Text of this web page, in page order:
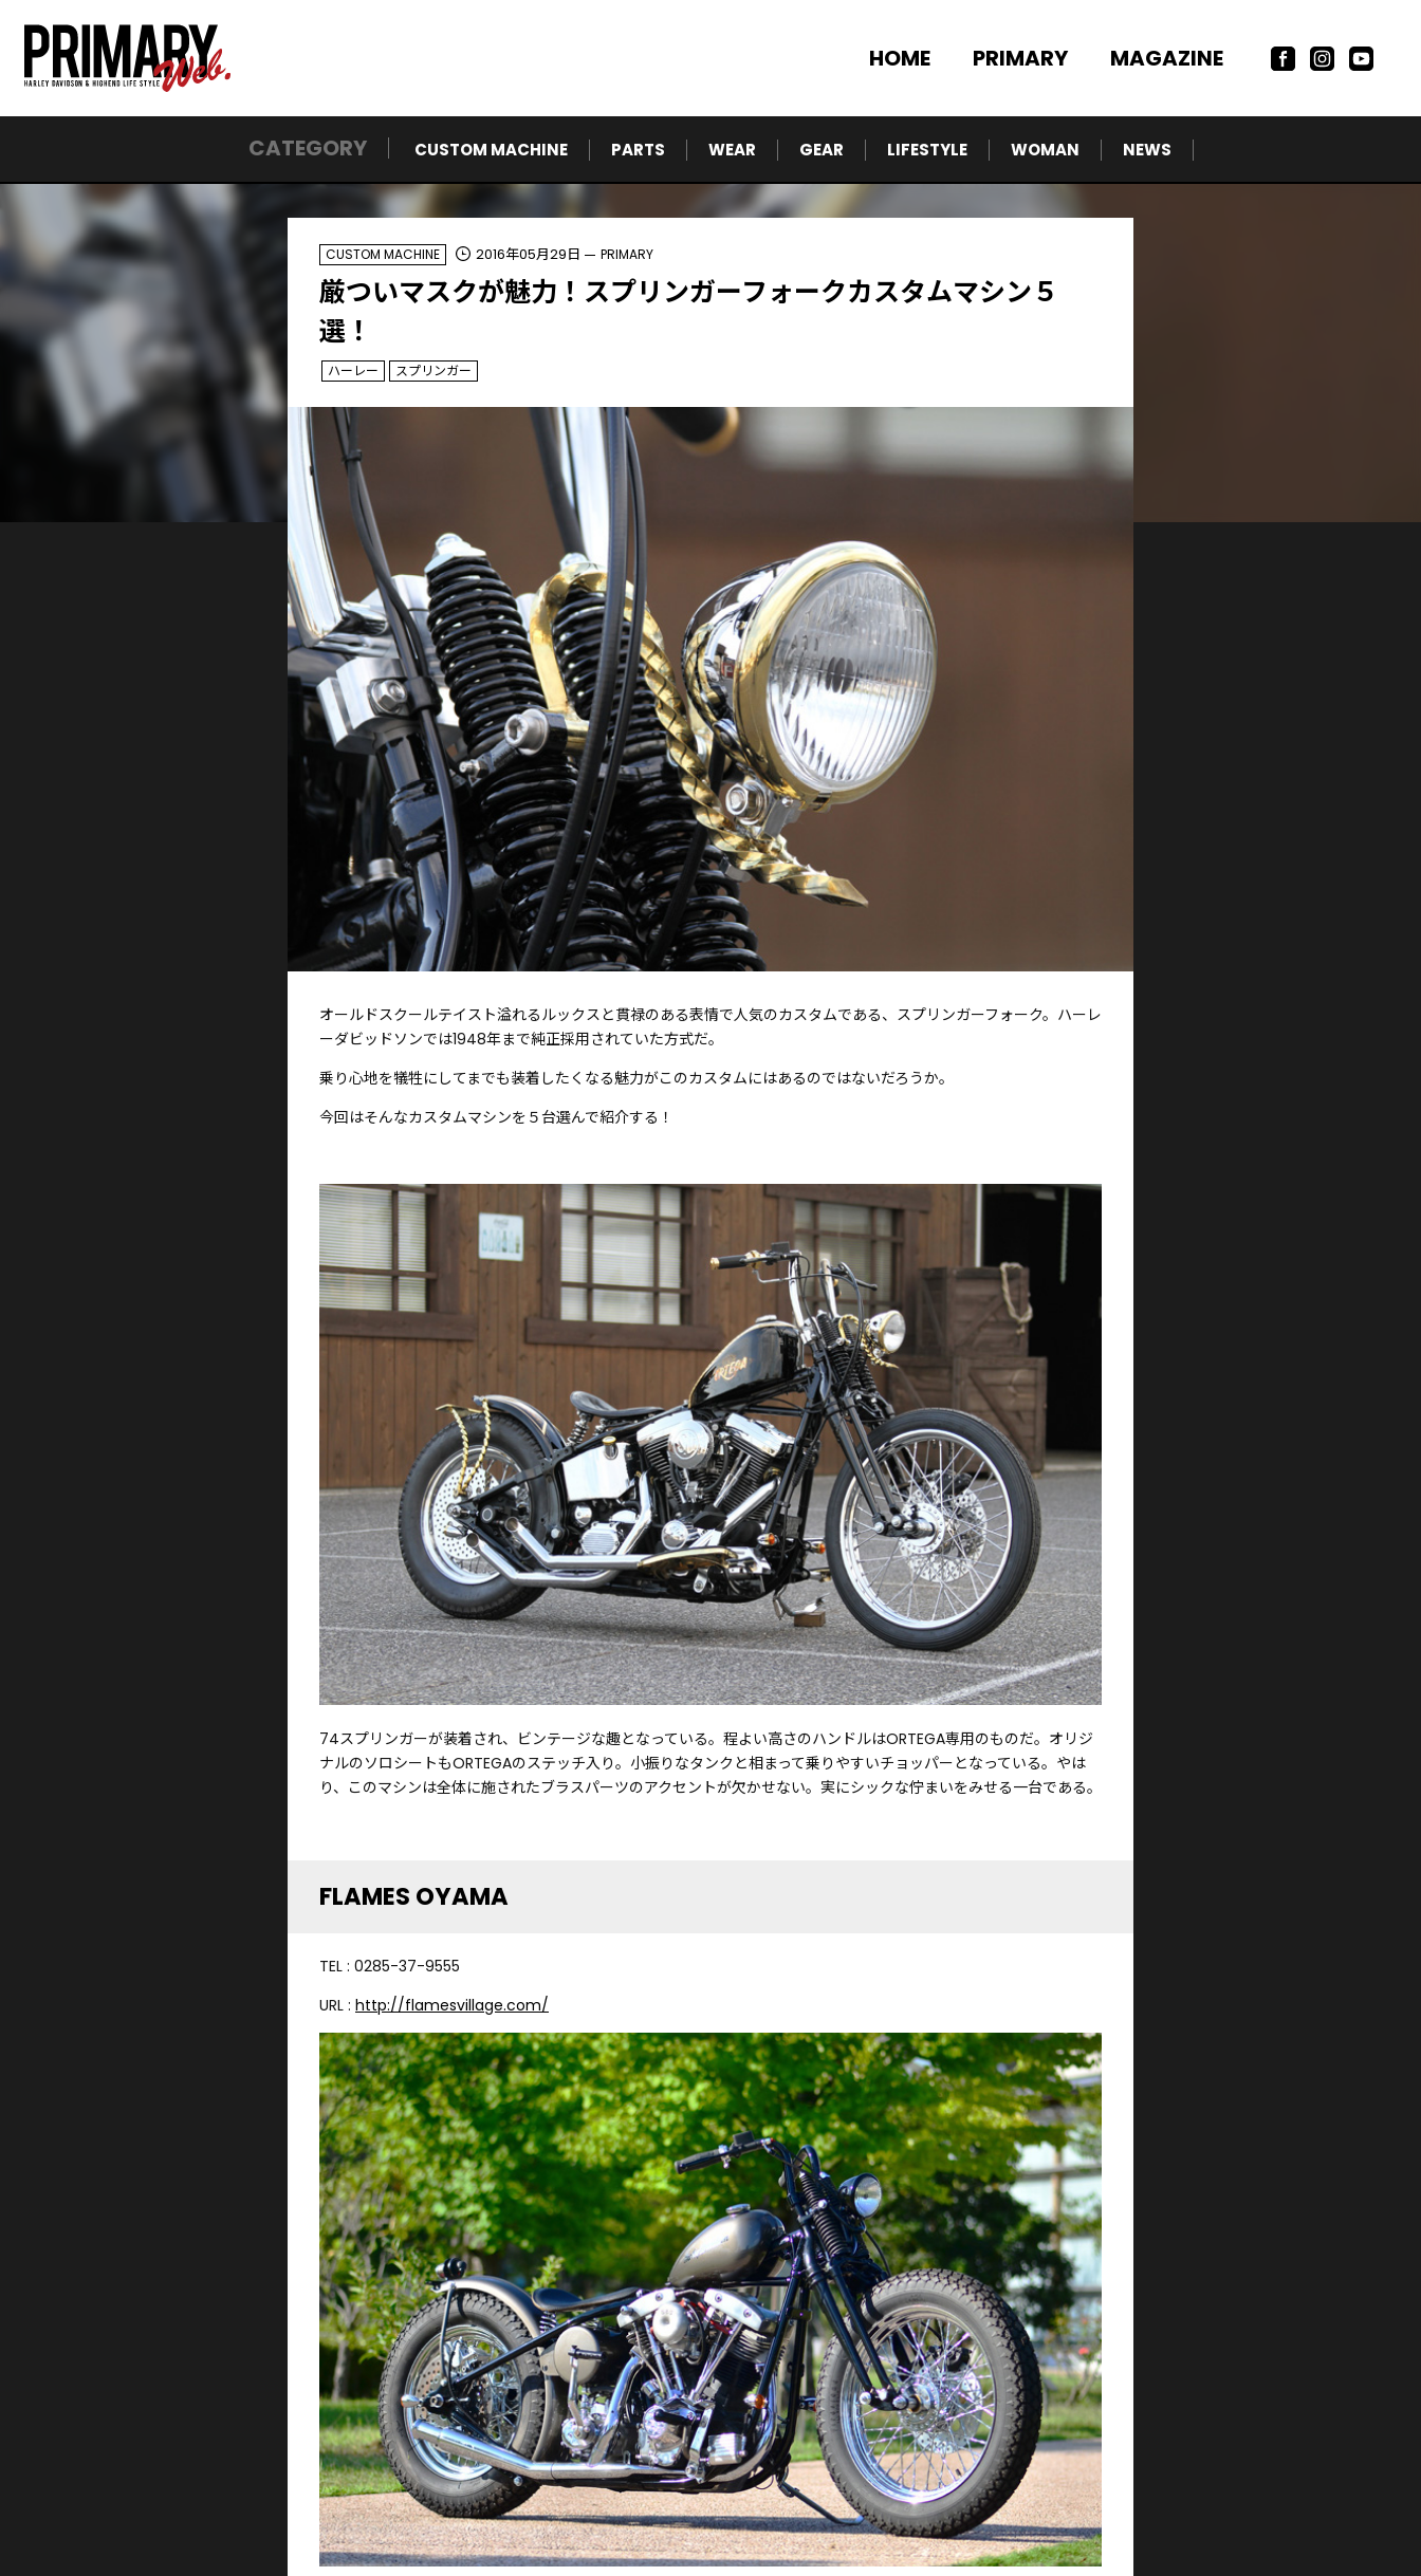
HOME PRIMARY MAGAZINE
CATEGORY CUSTOM MACHINE PARTS WEAR GEAR LIFESTYLE WOMAN NEWS
CUSTOM MACHINE 2016年05月29日 PRIMARY
厳ついマスクが魅力！スプリンガーフォークカスタムマシン５
選！
ハーレー スプリンガー
オールドスクールテイスト溢れるルックスと貫禄のある表情で人気のカスタムである、スプリンガーフォーク。ハーレ
ーダビッドソンでは1948年まで純正採用されていた方式だ。
乗り心地を犠牲にしてまでも装着したくなる魅力がこのカスタムにはあるのではないだろうか。
今回はそんなカスタムマシンを５台選んで紹介する！
74スプリンガーが装着され、ビンテージな趣となっている。程よい高さのハンドルはORTEGA専用のものだ。オリジ
ナルのソロシートもORTEGAのステッチ入り。小振りなタンクと相まって乗りやすいチョッパーとなっている。やは
り、このマシンは全体に施されたブラスパーツのアクセントが欠かせない。実にシックな佇まいをみせる一台である。
FLAMES OYAMA
TEL : 0285-37-9555
URL : http://flamesvillage.com/